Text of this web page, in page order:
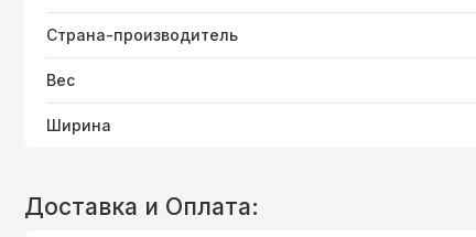
Страна-производитель
Вес
Ширина
Доставка и Оплата: